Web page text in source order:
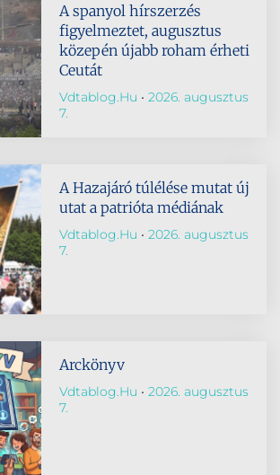
A spanyol hírszerzés
figyelmeztet, augusztus
közepén újabb roham érheti
Ceutát
Vdtablog.hu
2026. augusztus
7.
A Hazajáró túlélése mutat új
utat a patrióta médiának
Vdtablog.hu
2026. augusztus
7.
Arckönyv
Vdtablog.hu
2026. augusztus
7.